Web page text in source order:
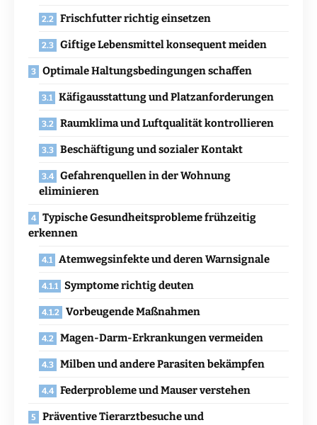
Frischfutter richtig einsetzen
Giftige Lebensmittel konsequent meiden
Optimale Haltungsbedingungen schaffen
Käfigausstattung und Platzanforderungen
Raumklima und Luftqualität kontrollieren
Beschäftigung und sozialer Kontakt
Gefahrenquellen in der Wohnung
eliminieren
Typische Gesundheitsprobleme frühzeitig
erkennen
Atemwegsinfekte und deren Warnsignale
Symptome richtig deuten
Vorbeugende Maßnahmen
Magen-Darm-Erkrankungen vermeiden
Milben und andere Parasiten bekämpfen
Federprobleme und Mauser verstehen
Präventive Tierarztbesuche und